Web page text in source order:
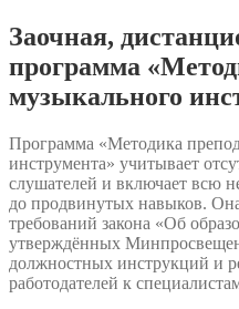
Заочная,
программа
музыкального
Программа «Методика
инструмента» учитывает
слушателей и включает всю
до продвинутых навыков.
требований закона «Об
утверждённых
должностных инструкций и
работодателей к